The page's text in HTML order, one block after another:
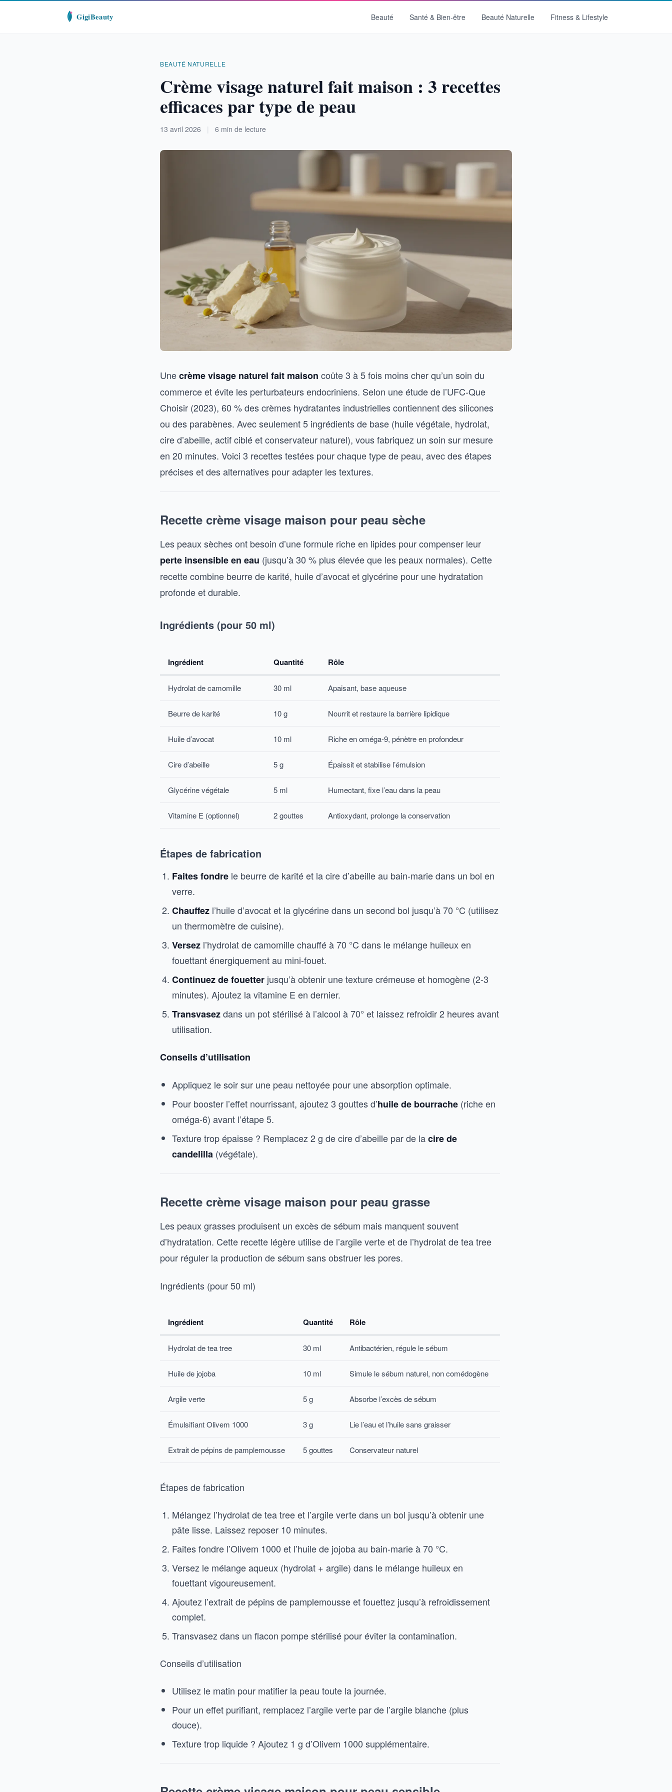
Beauté Santé & Bien-être Beauté Naturelle Fitness & Lifestyle
BEAUTÉ NATURELLE
Crème visage naturel fait maison : 3 recettes
efficaces par type de peau
13 avril 2026 | 6 min de lecture
Unecrème visage naturel fait maison coûte 3 à 5 fois moins cher qu’un soin du
commerce et évite les perturbateurs endocriniens. Selon une étude de l’UFC-Que
Choisir (2023), 60 % des crèmes hydratantes industrielles contiennent des silicones
ou des parabènes. Avec seulement 5 ingrédients de base (huile végétale, hydrolat,
cire d’abeille, actif ciblé et conservateur naturel), vous fabriquez un soin sur mesure
en 20 minutes. Voici 3 recettes testées pour chaque type de peau, avec des étapes
précises et des alternatives pour adapter les textures.
Recette crème visage maison pour peau sèche
Les peaux sèches ont besoin d’une formule riche en lipides pour compenser leur
perte insensible en eau (jusqu’à 30 % plus élevée que les peaux normales). Cette
recette combine beurre de karité, huile d’avocat et glycérine pour une hydratation
profonde et durable.
Ingrédients (pour 50 ml)
Ingrédient Quantité Rôle
Hydrolat de camomille 30 ml Apaisant, base aqueuse
Beurre de karité 10 g Nourrit et restaure la barrière lipidique
Huile d’avocat 10 ml Riche en oméga-9, pénètre en profondeur
Cire d’abeille 5 g Épaissit et stabilise l’émulsion
Glycérine végétale 5 ml Humectant, fixe l’eau dans la peau
Vitamine E (optionnel) 2 gouttes Antioxydant, prolonge la conservation
Étapes de fabrication
Faites fondre le beurre de karité et la cire d’abeille au bain-marie dans un bol en
verre.
Chauffez l’huile d’avocat et la glycérine dans un second bol jusqu’à 70 °C (utilisez
un thermomètre de cuisine).
Versez l’hydrolat de camomille chauffé à 70 °C dans le mélange huileux en
fouettant énergiquement au mini-fouet.
Continuez de fouetter jusqu’à obtenir une texture crémeuse et homogène (2-3
minutes). Ajoutez la vitamine E en dernier.
Transvasezdans un pot stérilisé à l’alcool à 70° et laissez refroidir 2 heures avant
utilisation.
Conseils d’utilisation
Appliquez le soir sur une peau nettoyée pour une absorption optimale.
Pour booster l’effet nourrissant, ajoutez 3 gouttes d’huile de bourrache (riche en
oméga-6) avant l’étape 5.
Texture trop épaisse ? Remplacez 2 g de cire d’abeille par de lacire de
candelilla (végétale).
Recette crème visage maison pour peau grasse
Les peaux grasses produisent un excès de sébum mais manquent souvent
d’hydratation. Cette recette légère utilise de l’argile verte et de l’hydrolat de tea tree
pour réguler la production de sébum sans obstruer les pores.
Ingrédients (pour 50 ml)
Ingrédient Quantité Rôle
Hydrolat de tea tree 30 ml Antibactérien, régule le sébum
Huile de jojoba 10 ml Simule le sébum naturel, non comédogène
Argile verte 5 g Absorbe l’excès de sébum
Émulsifiant Olivem 1000 3 g Lie l’eau et l’huile sans graisser
Extrait de pépins de pamplemousse 5 gouttes Conservateur naturel
Étapes de fabrication
Mélangez l’hydrolat de tea tree et l’argile verte dans un bol jusqu’à obtenir une
pâte lisse. Laissez reposer 10 minutes.
Faites fondre l’Olivem 1000 et l’huile de jojoba au bain-marie à 70 °C.
Versez le mélange aqueux (hydrolat + argile) dans le mélange huileux en
fouettant vigoureusement.
Ajoutez l’extrait de pépins de pamplemousse et fouettez jusqu’à refroidissement
complet.
Transvasez dans un flacon pompe stérilisé pour éviter la contamination.
Conseils d’utilisation
Utilisez le matin pour matifier la peau toute la journée.
Pour un effet purifiant, remplacez l’argile verte par de l’argile blanche (plus
douce).
Texture trop liquide ? Ajoutez 1 g d’Olivem 1000 supplémentaire.